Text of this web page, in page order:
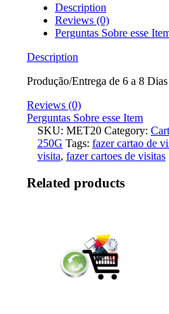
Description
Reviews (0)
Perguntas Sobre esse
Description
Produção/Entrega de 6 a 8
Reviews (0)
Perguntas Sobre esse Item
SKU: MET20 Category:
250G Tags: fazer cartao de
visita, fazer cartoes de visitas
Related products